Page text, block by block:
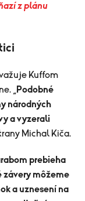
z plánu
Kuffom
„
Podobné
národných
a vyzerali
Michal Kiča.
prebieha
závery môžeme
a uznesení na